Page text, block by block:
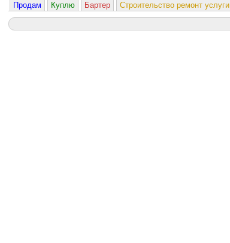
Продам
Куплю Бартер Строительство ремонт услуги